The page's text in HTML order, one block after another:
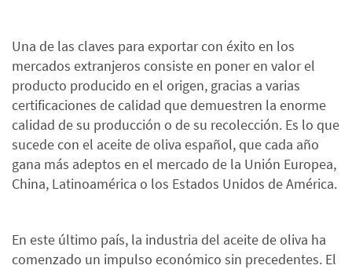
Una de las claves para exportar con éxito en los
mercados extranjeros consiste en poner en valor el
producto producido en el origen, gracias a varias
certificaciones de calidad que demuestren la enorme
calidad de su producción o de su recolección. Es lo que
sucede con el aceite de oliva español, que cada año
gana más adeptos en el mercado de la Unión Europea,
China, Latinoamérica o los Estados Unidos de América.
En este último país, la industria del aceite de oliva ha
comenzado un impulso económico sin precedentes. El